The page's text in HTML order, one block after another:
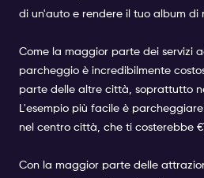
di un'auto e rendere il tuo album di
Come la maggior parte dei servizi
parcheggio è incredibilmente
parte delle altre città, soprattutto
L'esempio più facile è
nel centro città, che ti costerebbe
Con la maggior parte delle